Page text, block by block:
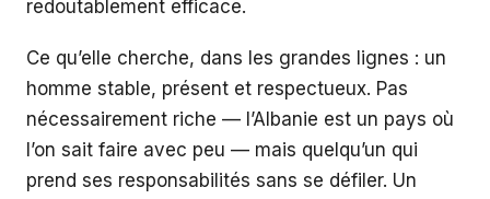
redoutablement efficace.
Ce qu’elle cherche, dans les grandes lignes : un
homme stable, présent et respectueux. Pas
nécessairement riche — l’Albanie est un pays où
l’on sait faire avec peu — mais quelqu’un qui
prend ses responsabilités sans se défiler. Un